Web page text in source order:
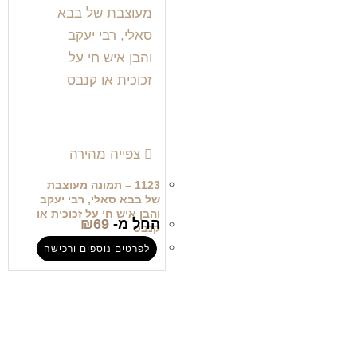
צפייה מהירה
1123 – תמונה מעוצבת
של בבא סאלי, רבי יעקב
והבן איש חי על זכוכית או
קנבס
החל מ- ₪69
לפרטים נוספים ורכישה